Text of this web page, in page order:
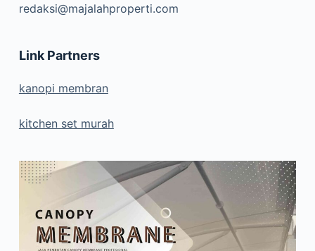
redaksi@majalahproperti.com
Link Partners
kanopi membran
kitchen set murah